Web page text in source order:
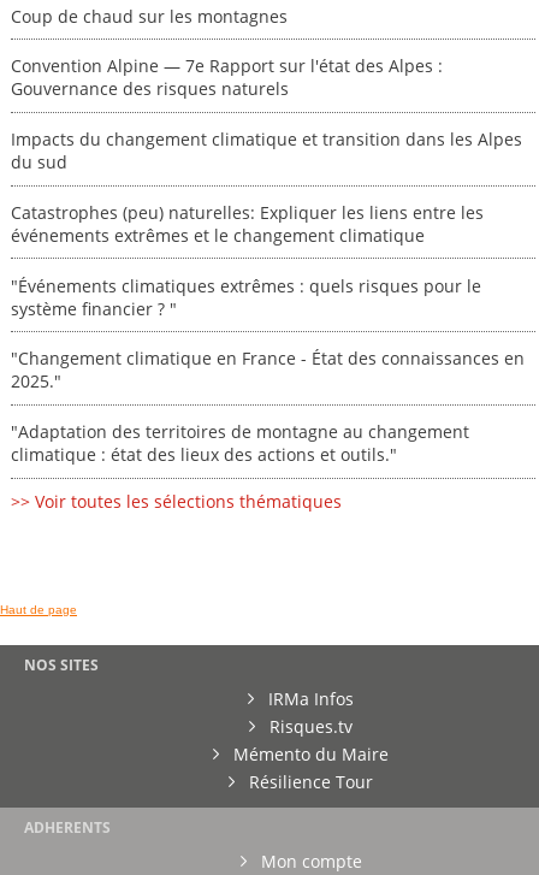
Coup de chaud sur les montagnes
Convention Alpine — 7e Rapport sur l'état des Alpes :
Gouvernance des risques naturels
Impacts du changement climatique et transition dans les Alpes
du sud
Catastrophes (peu) naturelles: Expliquer les liens entre les
événements extrêmes et le changement climatique
"Événements climatiques extrêmes : quels risques pour le
système financier ? "
"Changement climatique en France - État des connaissances en
2025."
"Adaptation des territoires de montagne au changement
climatique : état des lieux des actions et outils."
>> Voir toutes les sélections thématiques
Haut de page
NOS SITES
IRMa Infos
Risques.tv
Mémento du Maire
Résilience Tour
ADHERENTS
Mon compte